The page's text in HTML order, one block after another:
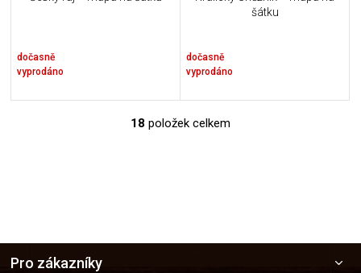
dočasně
vyprodáno
šátku
dočasně
vyprodáno
O
18 položek celkem
Pro zákazníky